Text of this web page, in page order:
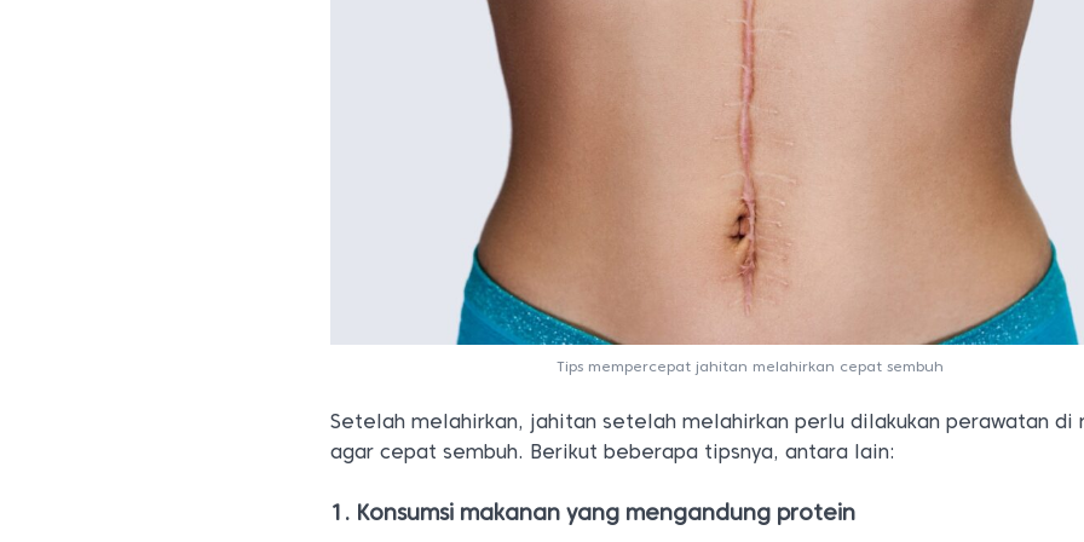
Tips mempercepat jahitan melahirkan cepat sembuh
Setelah melahirkan, jahitan setelah melahirkan perlu dilakukan perawatan di
agar cepat sembuh. Berikut beberapa tipsnya, antara lain:
1. Konsumsi makanan yang mengandung protein